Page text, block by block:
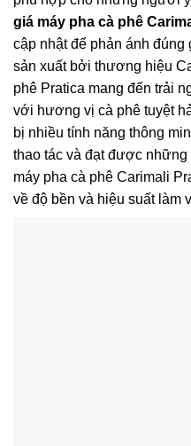
giá máy pha cà phê
cập nhật để phản ánh
sản xuất bởi thương hiệu
phê Pratica mang đến trải
với hương vị cà phê tuyệt
bị nhiều tính năng thông
thao tác và đạt được
máy pha cà phê Carimali
về độ bền và hiệu suất làm